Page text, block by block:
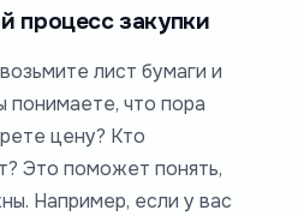
процесс закупки
лист бумаги и
понимаете, что пора
цену? Кто
Это поможет понять,
Например, если у вас